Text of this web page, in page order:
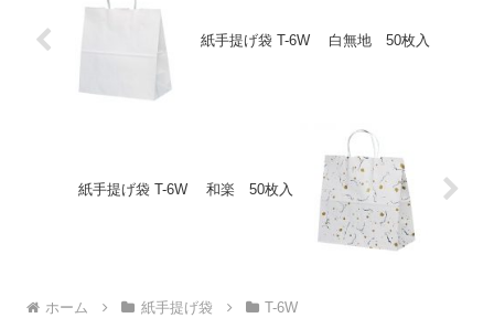
紙手提げ袋 T-6W 白無地 50枚入
紙手提げ袋 T-6W 和楽 50枚入
ホーム 紙手提げ袋 T-6W